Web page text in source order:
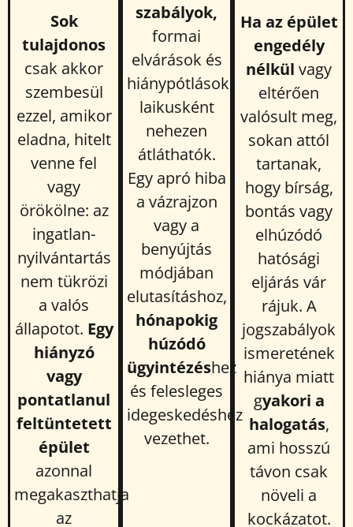
Sok
tulajdonos
csak akkor
szembesül
ezzel, amikor
eladna, hitelt
venne fel
vagy
örökölne: az
ingatlan-
nyilvántartás
nem tükrözi
a valós
állapotot. Egy
hiányzó
vagy
pontatlanul
feltüntetett
épület
azonnal
megakaszthatja
az
szabályok,
formai
elvárások és
hiánypótlások
laikusként
nehezen
átláthatók.
Egy apró hiba
a vázrajzon
vagy a
benyújtás
módjában
elutasításhoz,
hónapokig
húzódó
ügyintézéshez
és felesleges
idegeskedéshez
vezethet.
Ha az épület
engedély
nélkül vagy
eltérően
valósult meg,
sokan attól
tartanak,
hogy bírság,
bontás vagy
elhúzódó
hatósági
eljárás vár
rájuk. A
jogszabályok
ismeretének
hiánya miatt
gyakori a
halogatás,
ami hosszú
távon csak
növeli a
kockázatot.